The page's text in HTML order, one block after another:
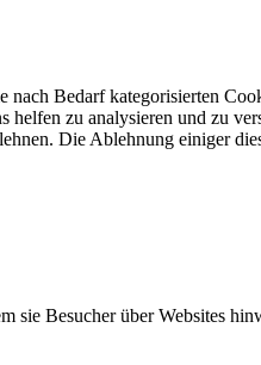
Bedarf kategorisierten
zu analysieren und zu
Die Ablehnung einiger
sie Besucher über Websites